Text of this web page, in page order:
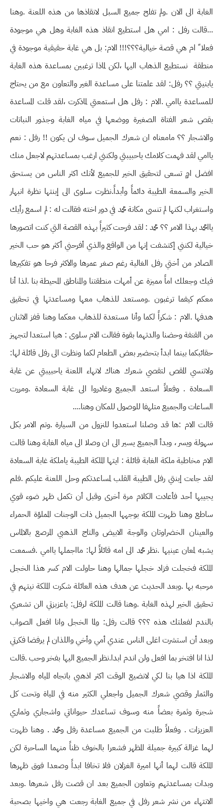
الغابة الى الان .ولم تفلح جميع السبل لانقاذها من هذه اللعنة .وهنا
...قالت رفل : امي هل استطيع انقاذ هذه الغابة وهل هي موجودة
فعلا ً ام هي قصة خيالية؟؟؟!!! الام: بل هي غابة حقيقية موجودة في
منطقة نستطيع الذهاب اليها ،لكن لماذا ترغبين بمساعدة هذه الغابة
يابنيتي ؟؟ رفل: لقد علمتنا على مساعدة الغير والتعاون مع من يحتاج
للمساعدة ياامي .الام : رفل هل استمعتي لماذكرت ،لقد قلت المساعدة
بقص شعر الفتاة الصغيرة ووضعها في مياه الغابة وجذور النباتات
والاشجار ؟؟ مامعناه ان شعرك الجميل سوف لن يكون !! رفل : نعم
ياامي لقد فهمت كلامك ياحبيبتي ولكنني ارغب بمساعدتهم لاجعل منك
افضل امٍ تسعى لتحقيق الخير للجميع لأنك اكثر الناس من يستحق
الخير والسمعة الطيبة دائماً وأبداً.نظرت سلوى الى إبنتها نظرة انبهار
واستغراب لكنها لم تنسى مكانة محمد في دور اخته فقالت له : لم اسمع رأيك
ياامحمد بهذا الامر ؟؟ محمد : لقد فرحت كثيراً بهذه القصة التي كنت اتصورها
خيالية لكنني إكتشفت إنها من الواقع والذي أفرحني أكثر هو حب الخير
الصادر من أختي رفل الغالية رغم صغر عمرها والاكثر فرحا هو تفكيرها
فيك وجعلك اماً مميزة عن أمهات منطقتنا والمناطق المحيطة بنا .لذا أنا
معكم كيفما ترغبون .ومستعد للذهاب معها ومساعدتها في تحقيق
هدفها .الام : شكراً لكما وأنا مستعدة للذهاب معكما وهنا قفز الاثنان
من القنفة وحضنا والدتهما بقوة فقالت الام سلوى : هيا استعدا لتجهيز
حقائبكما بينما ابدأ بتحضير بعض الطعام لكما ونظرت الى رفل قائلة لها:
ولاتنسي المقص لتقصي شعرك هناك لانهاء اللعنة ياحبيبتي عن غابة
السعادة . وفعلاً استعد الجميع وغادروا الى غابة السعادة .ومررت
الساعات والجميع متلهفا للوصول للمكان وهنا....
قالت الام :ها قد وصلنا استعدوا للنزول من السيارة .وتم الامر بكل
سهولة ويسر ، وبدأ الجميع يسير الى ان وصلا الى مياه الغابة وهنا قالت
الام مخاطبة ملكة الغابة قائلة : ايتها الملكة الطيبة ياملكة غابة السعادة
لقد جاءت إبنتي رفل الطيبة القلب لمساعدتكم وحل اللعنة عليكم .فلم
يجيبها أحد فأعادت الكلام مرة أخرى وقبل أن تكمل ظهر ضوء قوي
ساطع وهنا ظهرت الملكة بوجهها الجميل ذات الوجنات المملؤة الحمراء
والعينان الخضراوتان والوجة الابيض والتاج الذهبي المرصع بالالماس
يشبه لمعان عينيها .نظر محمد الى امه قائلاً لها: مااجملها ياامي .فسمعت
الملكة فخجلت فزاد خجلها جمالها وهنا حاولت الام كسر هذا الخجل
مرحبه بها .وبعد الحديث عن هدف هذه العائلة شكرت الملكة نيتهم في
تحقيق الخير لهذه الغابة .وهنا قالت الملكة لرفل: ياعزيزتي الن تشعري
بالندم لفعلتك هذه ؟؟؟ قالت رفل: ولما الخجل وانا افعل الصواب
وبعد أن استشرت اغلى الناس عندي أمي وأخي واللذان لم يرفضا فكرتي
لذا انا افتخر بما افعل ولن اندم ابدا.نظر الجميع اليها بفخر وحب .قالت
الملكة اذا هيا بنا لكي لانضيع الوقت اكثر اذهبي باتجاه المياه والاشجار
والثمار وقصي شعرك الجميل واجعلي الكثير منه في المياة وتحت كل
شجرة وثمرة بعضاً منه وسوف تساعدك حيواناتي واشجاري وثماري
العزيزات . وفعلاً طلبت من الجميع مساعدة رفل ومحمد . وهنا ظهرت
لهما غزالة كبيرة جميلة المظهر فشعرا بالخوف ظناً منهما الساحرة لكن
الملكة قالت لهما أنها اميرة الغزلان فلا تخافا ابداً وصعدا فوق ظهرها
وبدات بمساعدتهم وتعاون الجميع بعد ان قصت رفل شعرها .وبعد
الانتهاء من نشر شعر رفل في جميع الغابة رجعت هي واخيها بصحبة